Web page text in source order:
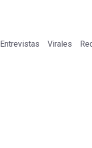
Entrevistas Virales